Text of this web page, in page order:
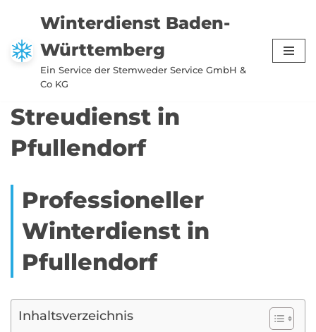
Zum
Inhalt
springen
Winterdienst Baden-
Württemberg
Ein Service der Stemweder Service GmbH &
Co KG
Streudienst in
Pfullendorf
Professioneller
Winterdienst in
Pfullendorf
Inhaltsverzeichnis